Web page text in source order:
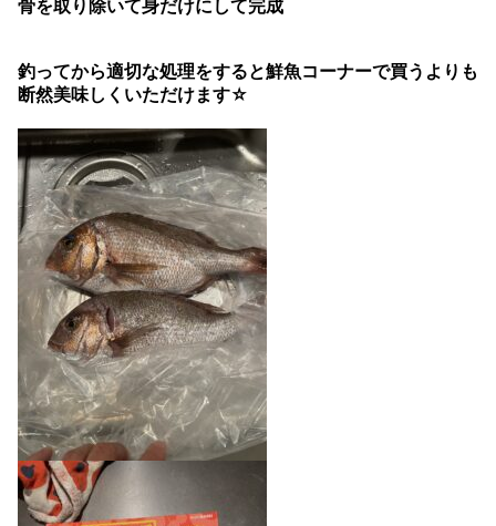
骨を取り除いて身だけにして完成
釣ってから適切な処理をすると鮮魚コーナーで買うよりも
断然美味しくいただけます☆